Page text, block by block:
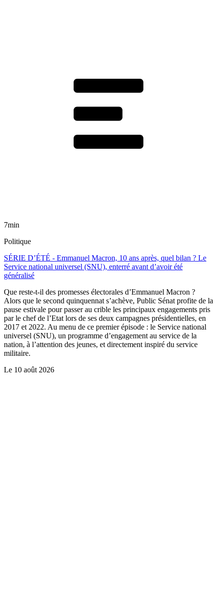
7min
Politique
SÉRIE D’ÉTÉ - Emmanuel Macron, 10 ans après, quel bilan ? Le
Service national universel (SNU), enterré avant d’avoir été
généralisé
Que reste-t-il des promesses électorales d’Emmanuel Macron ?
Alors que le second quinquennat s’achève, Public Sénat profite de la
pause estivale pour passer au crible les principaux engagements pris
par le chef de l’Etat lors de ses deux campagnes présidentielles, en
2017 et 2022. Au menu de ce premier épisode : le Service national
universel (SNU), un programme d’engagement au service de la
nation, à l’attention des jeunes, et directement inspiré du service
militaire.
Le 10 août 2026